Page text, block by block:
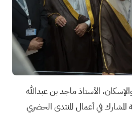
الأستاذ ماجد بن عبدالله
المشارك في أعمال المنتدى الحضري